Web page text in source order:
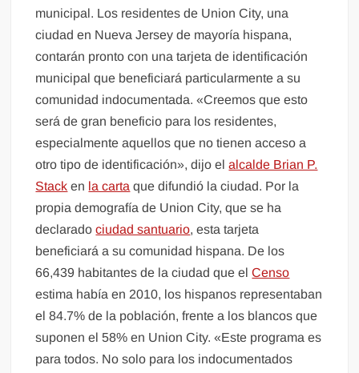
municipal. Los residentes de Union City, una
ciudad en Nueva Jersey de mayoría hispana,
contarán pronto con una tarjeta de identificación
municipal que beneficiará particularmente a su
comunidad indocumentada. «Creemos que esto
será de gran beneficio para los residentes,
especialmente aquellos que no tienen acceso a
otro tipo de identificación», dijo elalcalde Brian P.
Stack en la carta que difundió la ciudad. Por la
propia demografía de Union City, que se ha
declaradociudad santuario, esta tarjeta
beneficiará a su comunidad hispana. De los
66,439 habitantes de la ciudad que elCenso
estima había en 2010, los hispanos representaban
el 84.7% de la población, frente a los blancos que
suponen el 58% en Union City. «Este programa es
para todos. No solo para los indocumentados